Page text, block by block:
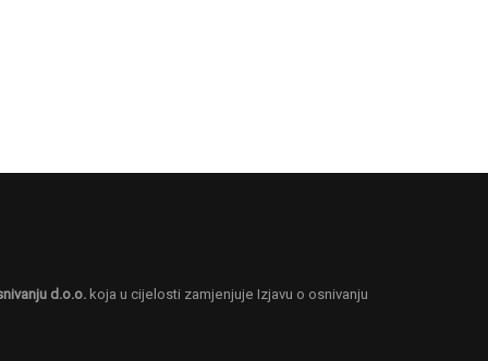
d.o.o.koja u cijelosti zamjenjuje Izjavu o osnivanju